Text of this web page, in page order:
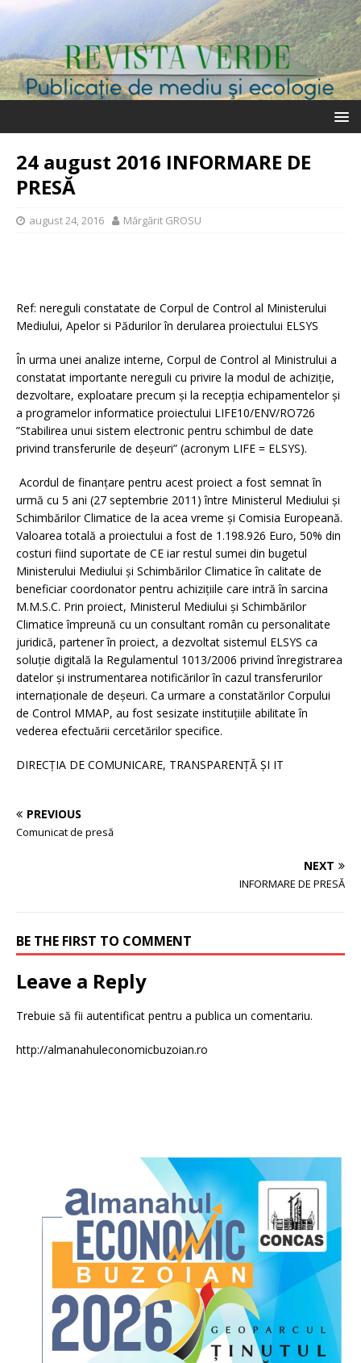
24 august 2016 INFORMARE DE
PRESĂ
august 24, 2016 Mărgărit GROSU
Ref: nereguli constatate de Corpul de Control al Ministerului
Mediului, Apelor si Pădurilor în derularea proiectului ELSYS
În urma unei analize interne, Corpul de Control al Ministrului a
constatat importante nereguli cu privire la modul de achiziție,
dezvoltare, exploatare precum și la recepția echipamentelor și
a programelor informatice proiectului LIFE10/ENV/RO726
”Stabilirea unui sistem electronic pentru schimbul de date
privind transferurile de deșeuri” (acronym LIFE = ELSYS).
Acordul de finanțare pentru acest proiect a fost semnat în
urmă cu 5 ani (27 septembrie 2011) între Ministerul Mediului și
Schimbărilor Climatice de la acea vreme și Comisia Europeană.
Valoarea totală a proiectului a fost de 1.198.926 Euro, 50% din
costuri fiind suportate de CE iar restul sumei din bugetul
Ministerului Mediului și Schimbărilor Climatice în calitate de
beneficiar coordonator pentru achizițiile care intră în sarcina
M.M.S.C. Prin proiect, Ministerul Mediului și Schimbărilor
Climatice împreună cu un consultant român cu personalitate
juridică, partener în proiect, a dezvoltat sistemul ELSYS ca
soluție digitală la Regulamentul 1013/2006 privind înregistrarea
datelor și instrumentarea notificărilor în cazul transferurilor
internaționale de deșeuri. Ca urmare a constatărilor Corpului
de Control MMAP, au fost sesizate instituțiile abilitate în
vederea efectuării cercetărilor specifice.
DIRECȚIA DE COMUNICARE, TRANSPARENȚĂ ȘI IT
PREVIOUS
Comunicat de presă
NEXT
INFORMARE DE PRESĂ
BE THE FIRST TO COMMENT
Leave a Reply
Trebuie să fii autentificat pentru a publica un comentariu.
http://almanahuleconomicbuzoian.ro